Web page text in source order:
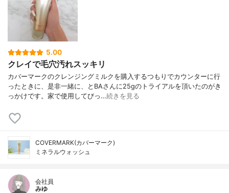
5.00
クレイで毛穴汚れスッキリ
カバーマークのクレンジングミルクを購入するつもりでカウンターに行
ったときに、是非一緒に、とBAさんに25gのトライアルを頂いたのがき
っかけです。家で使用してびっ…続きを見る
COVERMARK(カバーマーク)
ミネラルウォッシュ
会社員
みゆ